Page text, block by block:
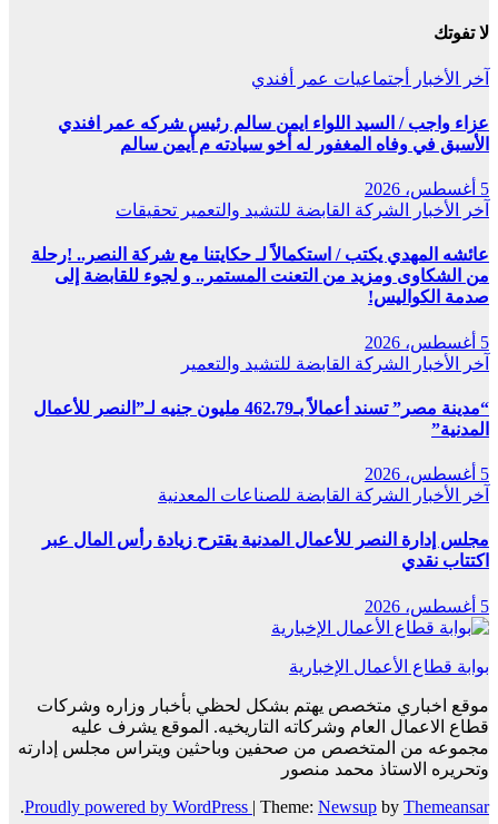
لا تفوتك
آخر الأخبار أجتماعيات عمر أفندي
عزاء واجب / السيد اللواء ايمن سالم رئيس شركه عمر افندي
الأسبق في وفاه المغفور له أخو سيادته م أيمن سالم
5 أغسطس، 2026
آخر الأخبار
الشركة القابضة للتشيد والتعمير تحقيقات
عائشه المهدي يكتب / استكمالاً لـ حكايتنا مع شركة النصر.. !رحلة
من الشكاوى ومزيد من التعنت المستمر.. و لجوء للقابضة إلى
صدمة الكواليس!
5 أغسطس، 2026
آخر الأخبار
الشركة القابضة للتشيد والتعمير
“مدينة مصر” تسند أعمالاً بـ462.79 مليون جنيه لـ”النصر للأعمال
المدنية”
5 أغسطس، 2026
آخر الأخبار
الشركة القابضة للصناعات المعدنية
مجلس إدارة النصر للأعمال المدنية يقترح زيادة رأس المال عبر
اكتتاب نقدي
5 أغسطس، 2026
بوابة قطاع الأعمال الإخبارية
موقع اخباري متخصص يهتم بشكل لحظي بأخبار وزاره وشركات
قطاع الاعمال العام وشركاته التاريخيه. الموقع يشرف عليه
مجموعه من المتخصص من صحفين وباحثين ويتراس مجلس إدارته
وتحريره الاستاذ محمد منصور
Proudly powered by WordPress | Theme: Newsup by Themeansar
.